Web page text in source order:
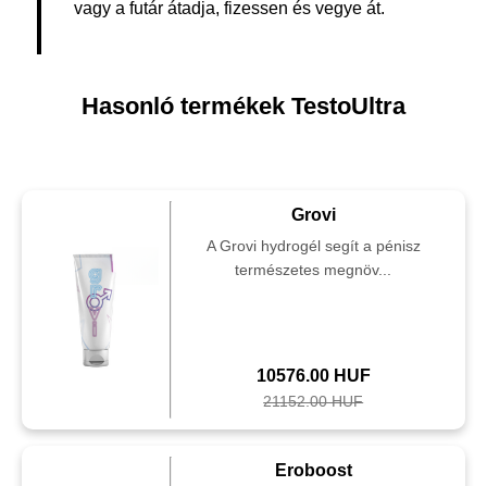
vagy a futár átadja, fizessen és vegye át.
Hasonló termékek TestoUltra
Grovi
A Grovi hydrogél segít a pénisz
természetes megnöv...
10576.00 HUF
21152.00 HUF
Eroboost